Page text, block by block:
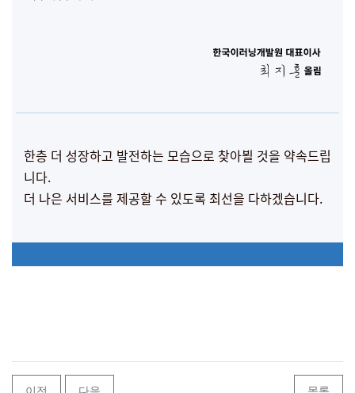
한층 더 성장하고 발전하는 모습으로 찾아뵐 것을 약속드립
니다.
더 나은 서비스를 제공할 수 있도록 최선을 다하겠습니다.
이전 다음 목록